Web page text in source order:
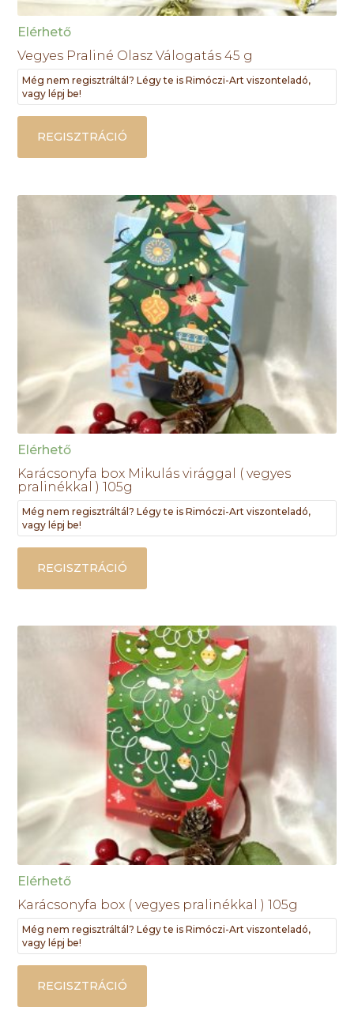
Elérhető
Vegyes Praliné Olasz Válogatás 45 g
Még nem regisztráltál? Légy te is Rimóczi-Art viszonteladó,
vagy lépj be!
REGISZTRÁCIÓ
Elérhető
Karácsonyfa box Mikulás virággal ( vegyes
pralinékkal ) 105g
Még nem regisztráltál? Légy te is Rimóczi-Art viszonteladó,
vagy lépj be!
REGISZTRÁCIÓ
Elérhető
Karácsonyfa box ( vegyes pralinékkal ) 105g
Még nem regisztráltál? Légy te is Rimóczi-Art viszonteladó,
vagy lépj be!
REGISZTRÁCIÓ